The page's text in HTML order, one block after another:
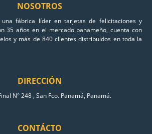
NOSOTROS
una fábrica líder en tarjetas de felicitaciones y
35 años en el mercado panameño, cuenta con
y más de 840 clientes distribuidos en toda la
DIRECCIÓN
N° 248 , San Fco. Panamá, Panamá.
CONTÁCTO